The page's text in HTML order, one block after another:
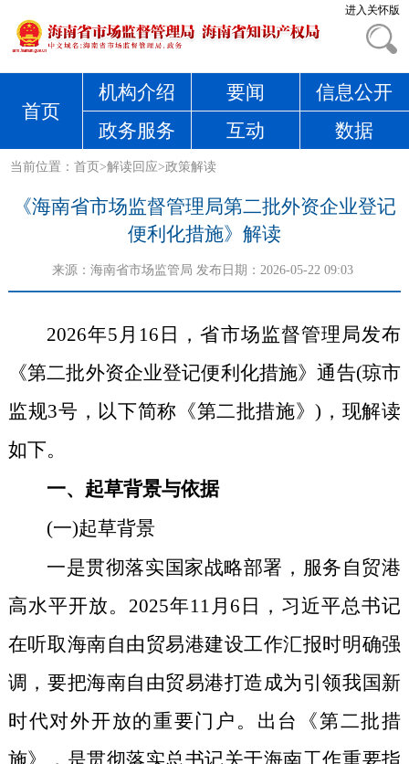
进入关怀版
首页
机构介绍 要闻
信息公开
政务服务
互动 数据
当前位置：首页>解读回应>政策解读
《海南省市场监督管理局第二批外资企业登记
便利化措施》解读
来源： 海南省市场监管局 发布日期：2026-05-22 09:03
2026年5 月 16 日，省市场监督管理局发布
《第二批外资企业登记便利化措施》通告(琼市
监规3号， 以下简称《第二批措施》)，现解读
如下。
一、起草背景与依据
(一)起草背景
一是贯彻落实国家战略部署，服务自贸港
高水平开放。 2025年11 月 6 日，习近平总书记
在听取海南自由贸易港建设工作汇报时明确强
调，要把海南自由贸易港打造成为引领我国新
时代对外开放的重要门户。出台《第二批措
施》，是贯彻落实总书记关于海南工作重要指